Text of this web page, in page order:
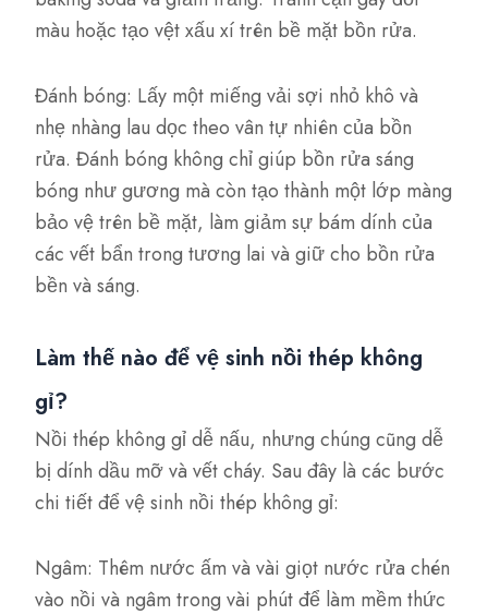
màu hoặc tạo vệt xấu xí trên bề mặt bồn rửa.
Đánh bóng: Lấy một miếng vải sợi nhỏ khô và
nhẹ nhàng lau dọc theo vân tự nhiên của bồn
rửa. Đánh bóng không chỉ giúp bồn rửa sáng
bóng như gương mà còn tạo thành một lớp màng
bảo vệ trên bề mặt, làm giảm sự bám dính của
các vết bẩn trong tương lai và giữ cho bồn rửa
bền và sáng.
Làm thế nào để vệ sinh nồi thép không
gỉ?
Nồi thép không gỉ dễ nấu, nhưng chúng cũng dễ
bị dính dầu mỡ và vết cháy. Sau đây là các bước
chi tiết để vệ sinh nồi thép không gỉ:
Ngâm: Thêm nước ấm và vài giọt nước rửa chén
vào nồi và ngâm trong vài phút để làm mềm thức